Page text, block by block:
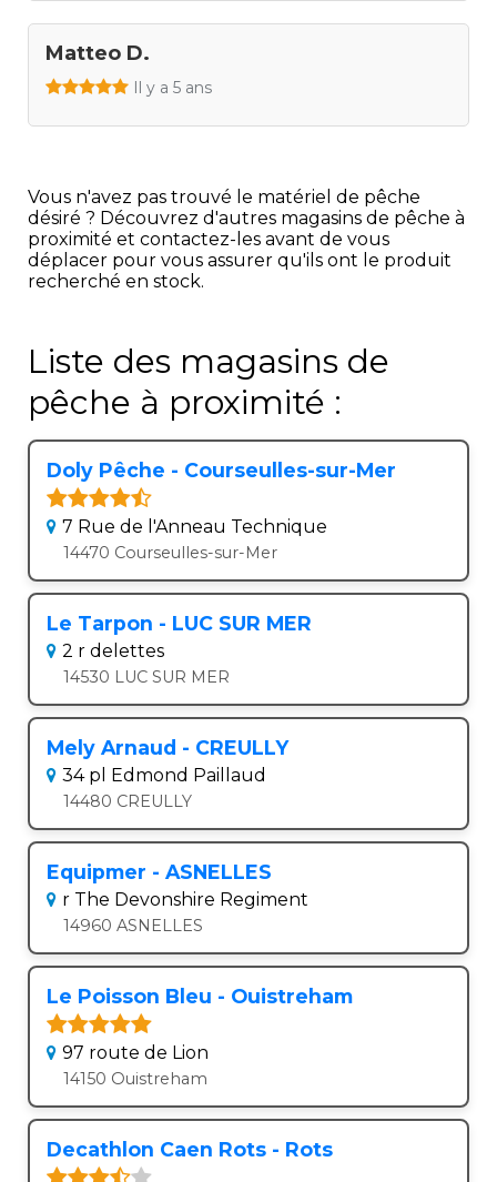
Matteo D.
Il y a 5 ans
Vous n'avez pas trouvé le matériel de pêche
désiré ? Découvrez d'autres magasins de pêche à
proximité et contactez-les avant de vous
déplacer pour vous assurer qu'ils ont le produit
recherché en stock.
Liste des magasins de
pêche à proximité :
Doly Pêche - Courseulles-sur-Mer
7 Rue de l'Anneau Technique
14470 Courseulles-sur-Mer
Le Tarpon - LUC SUR MER
2 r delettes
14530 LUC SUR MER
Mely Arnaud - CREULLY
34 pl Edmond Paillaud
14480 CREULLY
Equipmer - ASNELLES
r The Devonshire Regiment
14960 ASNELLES
Le Poisson Bleu - Ouistreham
97 route de Lion
14150 Ouistreham
Decathlon Caen Rots - Rots